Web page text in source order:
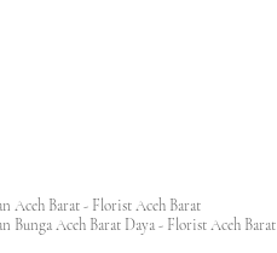
Aceh Barat - Florist Aceh Barat
Bunga Aceh Barat Daya - Florist Aceh Barat